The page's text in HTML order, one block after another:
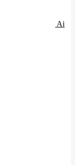
Ai